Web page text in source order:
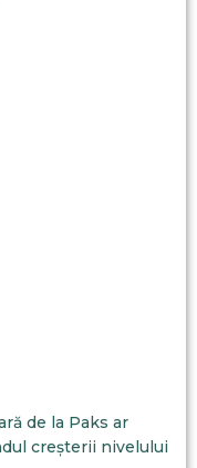
de la Paks ar
creșterii nivelului